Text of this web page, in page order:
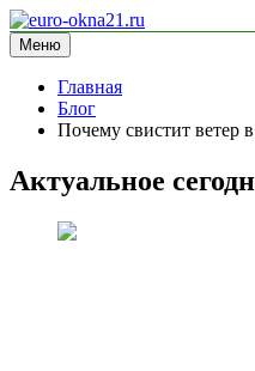
Перейти
к
содержимому
euro-okna21.ru
блог про окна
Меню
Главная
Блог
Почему свистит ветер
Актуальное